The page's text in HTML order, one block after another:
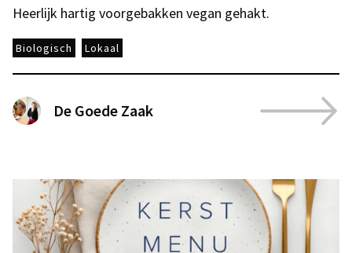
Heerlijk hartig voorgebakken vegan gehakt.
Biologisch Lokaal
De Goede Zaak